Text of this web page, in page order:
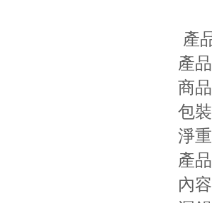
產
產
商
包
淨
產
內